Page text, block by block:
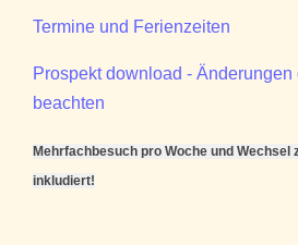
Termine und Ferienzeiten
Prospekt download - Änderungen
beachten
Mehrfachbesuch pro Woche und Wechsel
inkludiert!